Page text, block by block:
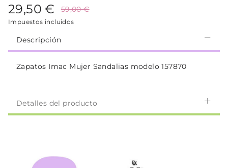
29,50 € 59,00 €
Impuestos incluidos
Descripción
Zapatos Imac Mujer Sandalias modelo 157870
Detalles del producto